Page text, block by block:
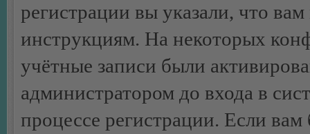
регистрации вы указали, что
инструкциям. На некоторых
учётные записи были
администратором до входа в
процессе регистрации. Если